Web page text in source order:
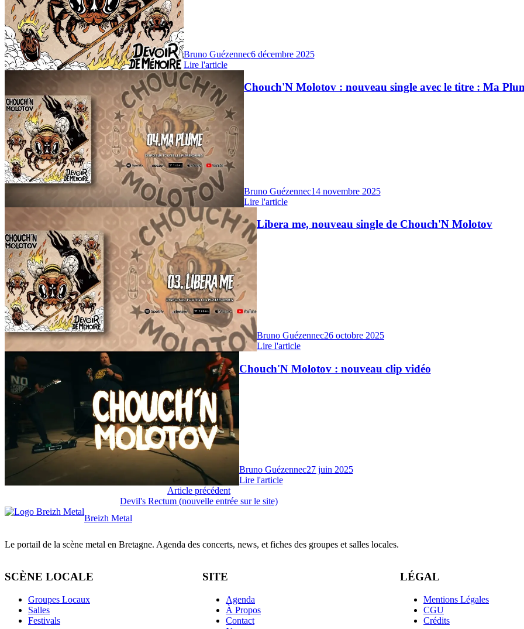
Bruno Guézennec6 décembre 2025
Lire l'article
Chouch'N Molotov : nouveau single avec le titre : Ma
Bruno Guézennec14 novembre 2025
Lire l'article
News
Libera me, nouveau single de Chouch'N Molotov
Bruno Guézennec26 octobre 2025
Lire l'article
Chouch'N Molotov : nouveau clip vidéo
Bruno Guézennec27 juin 2025
Lire l'article
Article précédent
Devil's Rectum (nouvelle entrée sur le site)
Breizh Metal
Le portail de la scène metal en Bretagne. Agenda des concerts, news, et fiches des groupes et salles locales.
SCÈNE LOCALE
Groupes Locaux
Salles
Festivals
SITE
Agenda
À Propos
Contact
LÉGAL
Mentions Légales
CGU
Crédits